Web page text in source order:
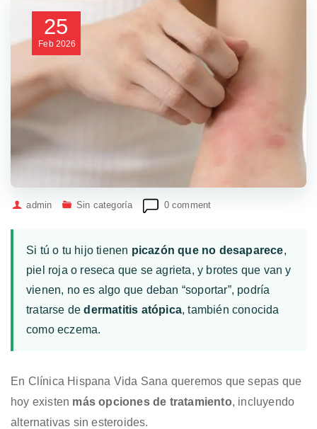
25
Feb 2026
admin Sin categoría 0 comment
Si tú o tu hijo tienen picazón que no desaparece,
piel roja o reseca que se agrieta, y brotes que van y
vienen, no es algo que deban “soportar”, podría
tratarse dedermatitis atópica, también conocida
como eczema.
En Clínica Hispana Vida Sana queremos que sepas que
hoy existen más opciones de tratamiento, incluyendo
alternativas sin esteroides.